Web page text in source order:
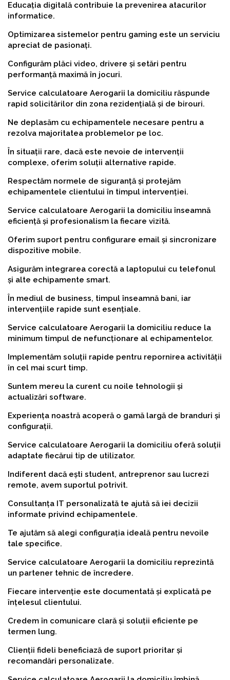
Educația digitală contribuie la prevenirea atacurilor
informatice.
Optimizarea sistemelor pentru gaming este un serviciu
apreciat de pasionați.
Configurăm plăci video, drivere și setări pentru
performanță maximă în jocuri.
Service calculatoare Aerogarii la domiciliu răspunde
rapid solicitărilor din zona rezidențială și de birouri.
Ne deplasăm cu echipamentele necesare pentru a
rezolva majoritatea problemelor pe loc.
În situații rare, dacă este nevoie de intervenții
complexe, oferim soluții alternative rapide.
Respectăm normele de siguranță și protejăm
echipamentele clientului în timpul intervenției.
Service calculatoare Aerogarii la domiciliu înseamnă
eficiență și profesionalism la fiecare vizită.
Oferim suport pentru configurare email și sincronizare
dispozitive mobile.
Asigurăm integrarea corectă a laptopului cu telefonul
și alte echipamente smart.
În mediul de business, timpul înseamnă bani, iar
intervențiile rapide sunt esențiale.
Service calculatoare Aerogarii la domiciliu reduce la
minimum timpul de nefuncționare al echipamentelor.
Implementăm soluții rapide pentru repornirea activității
în cel mai scurt timp.
Suntem mereu la curent cu noile tehnologii și
actualizări software.
Experiența noastră acoperă o gamă largă de branduri și
configurații.
Service calculatoare Aerogarii la domiciliu oferă soluții
adaptate fiecărui tip de utilizator.
Indiferent dacă ești student, antreprenor sau lucrezi
remote, avem suportul potrivit.
Consultanța IT personalizată te ajută să iei decizii
informate privind echipamentele.
Te ajutăm să alegi configurația ideală pentru nevoile
tale specifice.
Service calculatoare Aerogarii la domiciliu reprezintă
un partener tehnic de încredere.
Fiecare intervenție este documentată și explicată pe
înțelesul clientului.
Credem în comunicare clară și soluții eficiente pe
termen lung.
Clienții fideli beneficiază de suport prioritar și
recomandări personalizate.